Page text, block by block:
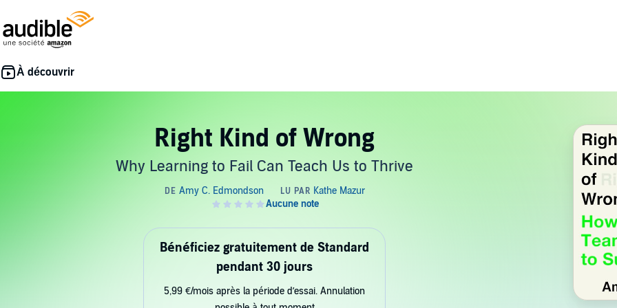
Right Kind of Wrong
Why Learning to Fail Can Teach Us to Thrive
Bénéficiez gratuitement de Standard
pendant 30 jours
5,99 €/mois après la période d’essai. Annulation